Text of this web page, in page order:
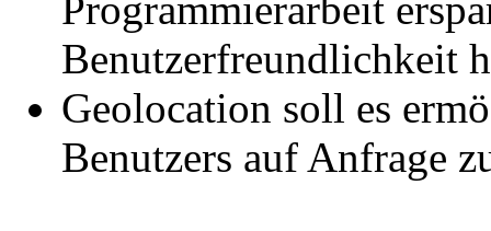
Programmierarbeit
Benutzerfreundlichkeit
Geolocation soll es
Benutzers auf Anfrage